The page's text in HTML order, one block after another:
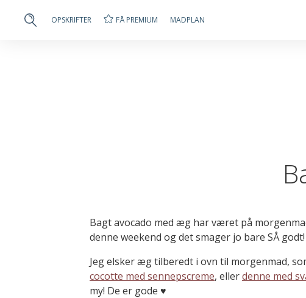
OPSKRIFTER FÅ PREMIUM MADPLAN
Bagt avocado med æg har været på
denne weekend og det smager jo bare SÅ godt!
Jeg elsker æg tilberedt i ovn til morgenmad,
cocotte med sennepscreme, ellerdenne med
my! De er gode ♥